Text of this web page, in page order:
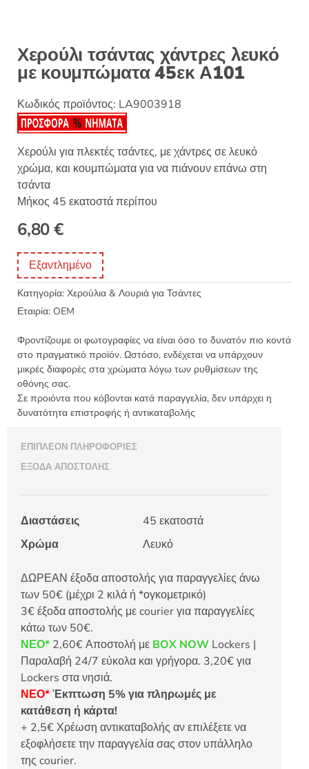
Χερούλι τσάντας χάντρες λευκό
με κουμπώματα 45εκ Α101
Κωδικός προϊόντος: LA9003918
Χερούλι για πλεκτές τσάντες, με χάντρες σε λευκό
χρώμα, και κουμπώματα για να πιάνουν επάνω στη
τσάντα
Μήκος 45 εκατοστά περίπου
6,80€
Εξαντλημένο
Κατηγορία: Χερούλια & Λουριά για Τσάντες
Εταιρία: OEM
Φροντίζουμε οι φωτογραφίες να είναι όσο το δυνατόν πιο κοντά
στο πραγματικό προϊόν. Ωστόσο, ενδέχεται να υπάρχουν
μικρές διαφορές στα χρώματα λόγω των ρυθμίσεων της
οθόνης σας.
Σε προιόντα που κόβονται κατά παραγγελία, δεν υπάρχει η
δυνατότητα επιστροφής ή αντικαταβολής
ΕΠΙΠΛΈΟΝ ΠΛΗΡΟΦΟΡΊΕΣ
ΈΞΟΔΑ ΑΠΟΣΤΟΛΉΣ
Διαστάσεις
45 εκατοστά
Χρώμα
Λευκό
ΔΩΡΕΑΝ έξοδα αποστολής για παραγγελίες άνω
των 50€ (μέχρι 2 κιλά ή *ογκομετρικό)
3€ έξοδα αποστολής με courier για παραγγελίες
κάτω των 50€.
ΝΕΟ* 2,60€ Αποστολή με BOX NOW Lockers |
Παραλαβή 24/7 εύκολα και γρήγορα. 3,20€ για
Lockers στα νησιά.
ΝΕΟ*Έκπτωση 5% για πληρωμές με
κατάθεση ή κάρτα!
+ 2,5€ Χρέωση αντικαταβολής αν επιλέξετε να
εξοφλήσετε την παραγγελία σας στον υπάλληλο
της courier.